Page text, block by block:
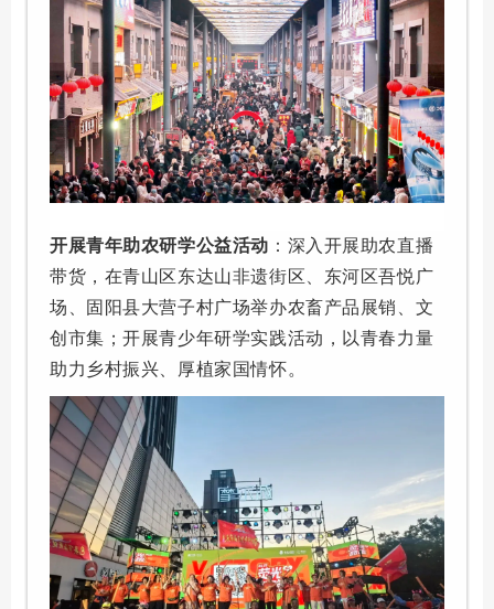
开展青年助农研学公益活动 ：深入开展助农直播
带货，在青山区东达山非遗街区、东河区吾悦广
场、固阳县大营子村广场举办农畜产品展销、文
创市集；开展青少年研学实践活动，以青春力量
助力乡村振兴、厚植家国情怀。